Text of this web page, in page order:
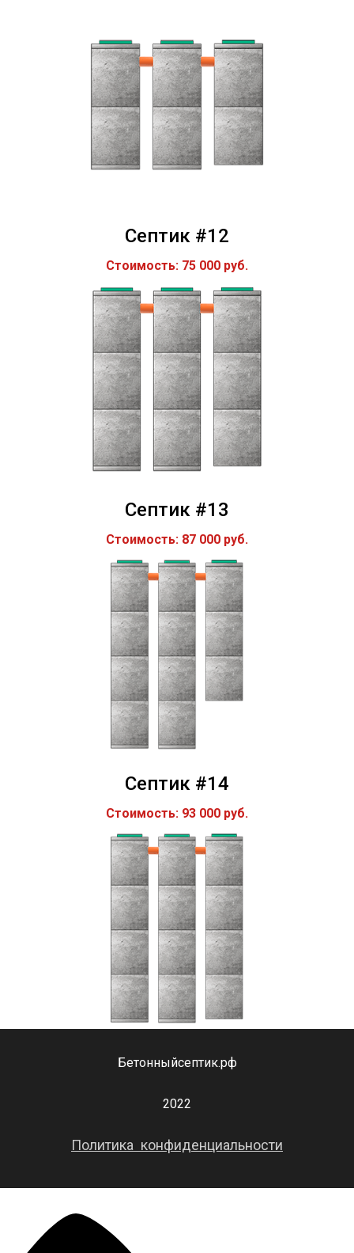
Септик #12
Стоимость: 75 000 руб.
Септик #13
Стоимость: 87 000 руб.
Септик #14
Стоимость: 93 000 руб.
Бетонныйсептик.рф
2022
Политика конфиденциальности